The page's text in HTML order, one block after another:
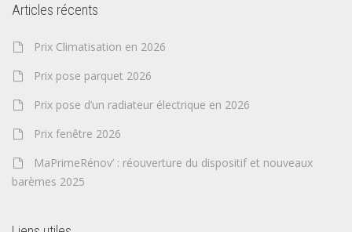
Articles récents
Prix Climatisation en 2026
Prix pose parquet 2026
Prix pose d’un radiateur électrique en 2026
Prix fenêtre 2026
MaPrimeRénov’ : réouverture du dispositif et nouveaux
barèmes 2025